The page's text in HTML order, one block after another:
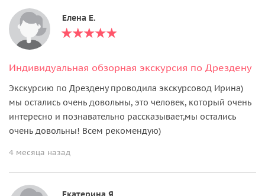
Елена Е.
Индивидуальная обзорная экскурсия по Дрездену
Экскурсию по Дрездену проводила экскурсовод Ирина)
мы остались очень довольны, это человек, который очень
интересно и познавательно рассказывает,мы остались
очень довольны! Всем рекомендую)
4 месяца назад